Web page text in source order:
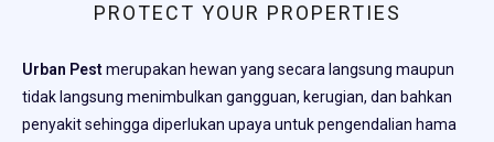
PROTECT YOUR PROPERTIES
Urban Pestmerupakan hewan yang secara langsung maupun
tidak langsung menimbulkan gangguan, kerugian, dan bahkan
penyakit sehingga diperlukan upaya untuk pengendalian hama